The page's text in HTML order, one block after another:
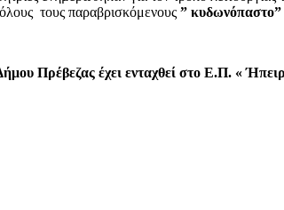
τους παραβρισκόμενους ” κυδωνόπαστο”
Πρέβεζας έχει ενταχθεί στο Ε.Π. «